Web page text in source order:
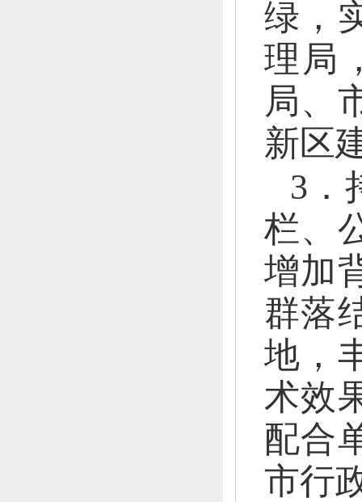
绿，
理局
局、
新区
3．
栏、
增加
群落
地，
术效
配合
市行